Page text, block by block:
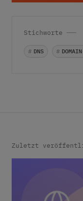
Stichworte
# DNS #
Zuletzt